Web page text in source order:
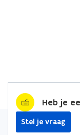
Heb je
Stel je vraag